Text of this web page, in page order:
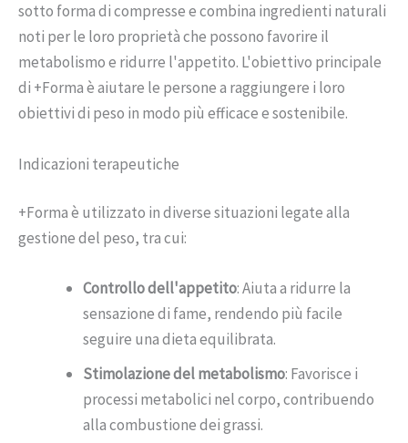
sotto forma di compresse e combina ingredienti naturali
noti per le loro proprietà che possono favorire il
metabolismo e ridurre l'appetito. L'obiettivo principale
di +Forma è aiutare le persone a raggiungere i loro
obiettivi di peso in modo più efficace e sostenibile.
Indicazioni terapeutiche
+Forma è utilizzato in diverse situazioni legate alla
gestione del peso, tra cui:
Controllo dell'appetito: Aiuta a ridurre la
sensazione di fame, rendendo più facile
seguire una dieta equilibrata.
Stimolazione del metabolismo: Favorisce i
processi metabolici nel corpo, contribuendo
alla combustione dei grassi.